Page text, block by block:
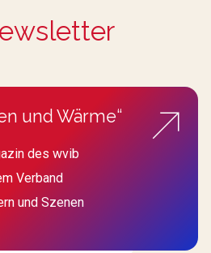
und Wärme“
des wvib
Verband
und Szenen